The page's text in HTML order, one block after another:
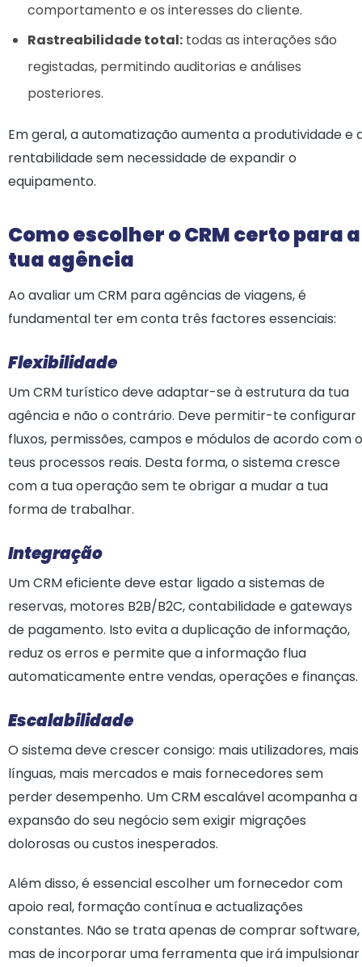
comportamento e os interesses do cliente.
Rastreabilidade total: todas as interações são
registadas, permitindo auditorias e análises
posteriores.
Em geral, a automatização aumenta a produtividade e
rentabilidade sem necessidade de expandir o
equipamento.
Como escolher o CRM certo para a
tua agência
Ao avaliar um CRM para agências de viagens, é
fundamental ter em conta três factores essenciais:
Flexibilidade
Um CRM turístico deve adaptar-se à estrutura da tua
agência e não o contrário. Deve permitir-te configurar
fluxos, permissões, campos e módulos de acordo com
teus processos reais. Desta forma, o sistema cresce
com a tua operação sem te obrigar a mudar a tua
forma de trabalhar.
Integração
Um CRM eficiente deve estar ligado a sistemas de
reservas, motores B2B/B2C, contabilidade e gateways
de pagamento. Isto evita a duplicação de informação,
reduz os erros e permite que a informação flua
automaticamente entre vendas, operações e finanças.
Escalabilidade
O sistema deve crescer consigo: mais utilizadores, mais
línguas, mais mercados e mais fornecedores sem
perder desempenho. Um CRM escalável acompanha a
expansão do seu negócio sem exigir migrações
dolorosas ou custos inesperados.
Além disso, é essencial escolher um fornecedor com
apoio real, formação contínua e actualizações
constantes. Não se trata apenas de comprar software,
mas de incorporar uma ferramenta que irá impulsionar